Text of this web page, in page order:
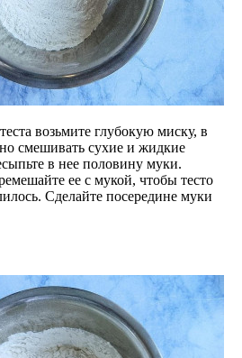
возьмите глубокую миску, в
смешивать сухие и жидкие
в нее половину муки.
ее с мукой, чтобы тесто
Сделайте посередине муки